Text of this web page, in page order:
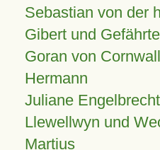
Sebastian von der
Gibert und
Goran von Cornwall
Hermann
Juliane Engelbrecht
Llewellwyn und
Martius